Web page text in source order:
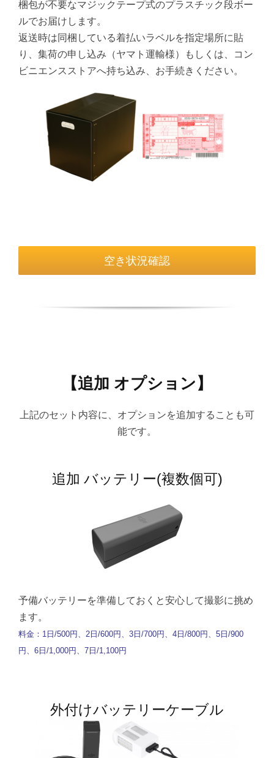
梱包が不要なマジックテープ式のプラスチック段ボー
ルでお届けします。
返送時は同梱している着払いラベルを指定場所に貼
り、集荷の申し込み（ヤマト運輸様）もしくは、コン
ビニエンスストアへ持ち込み、お手続きください。
空き状況確認
【追加 オプション】
上記のセット内容に、オプションを追加することも可
能です。
追加 バッテリー(複数個可)
予備バッテリーを準備しておくと安心して撮影に挑め
ます。
料金：1日/500円、2日/600円、3日/700円、4日/800円、5日/900
円、6日/1,000円、7日/1,100円
外付けバッテリーケーブル